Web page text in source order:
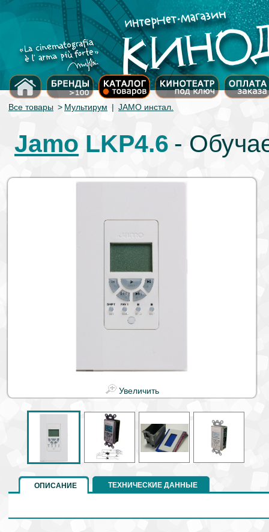
Все товары > Мультирум | JAMO инстал.
Jamo LKP4.6 -
Увеличить
ОПИСАНИЕ ТЕХНИЧЕСКИЕ ДАННЫЕ